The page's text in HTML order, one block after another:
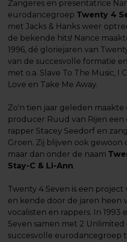
Zangeres en presentatrice
eurodancegroep Twenty 4
met Jacks & Hanks weer
de bekende hits! Nance
1996, dé gloriejaren van
van de succesvolle formatie
met o.a. Slave To The Music, I
Love en Take Me Away.
Zo'n tien jaar geleden maakte
producer Ruud van Rijen een
rapper Stacey Seedorf en
Groen. Zij blijven ook
maar dan onder de naam
Stay-C & Li-Ann.
Twenty 4 Seven is een project
en kende door de jaren heen
vocalisten en rappers. In 1993
Seven samen met 2 Unlimited
succesvolle eurodancegroep